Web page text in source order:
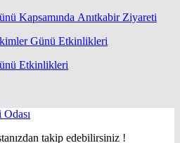
Kapsamında Anıtkabir Ziyareti
Etkinlikleri
takip edebilirsiniz !